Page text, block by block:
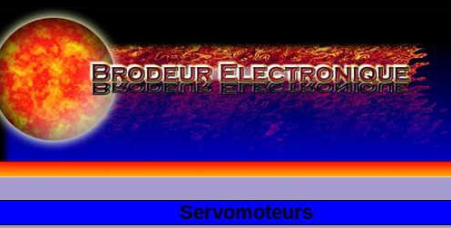
Servomoteurs